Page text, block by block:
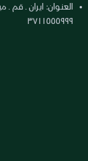
٣٧١١٥٥٥٩٩٩